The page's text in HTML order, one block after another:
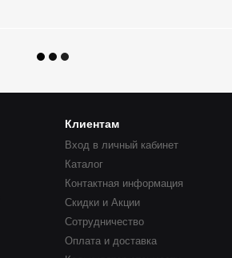
Клиентам
Вход в личный кабинет
Каталог
Контактная информация
Скидки и Акции
Сотрудничество
Оплата и доставка